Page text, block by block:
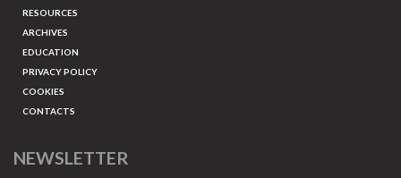
RESOURCES
ARCHIVES
EDUCATION
PRIVACY POLICY
COOKIES
CONTACTS
NEWSLETTER